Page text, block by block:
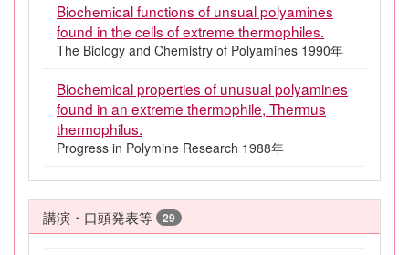
Biochemical functions of unsual polyamines
found in the cells of extreme thermophiles.
The Biology and Chemistry of Polyamines 1990年
Biochemical properties of unusual polyamines
found in an extreme thermophile, Thermus
thermophilus.
Progress in Polymine Research 1988年
講演・口頭発表等 29